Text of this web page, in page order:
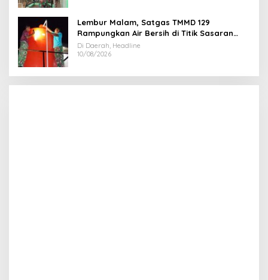
Lembur Malam, Satgas TMMD 129
Rampungkan Air Bersih di Titik Sasaran
Masjid Paya Pelumat
Di Daerah, Headline
10/08/2026